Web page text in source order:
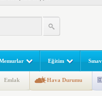
Adım Rehber (2026)
LGS Sınav Sonuçları MEB
Sonuç Sorgulama Ekranı
Nelere Dikkat Etmeli?
Unuttuğunuz Paralar Ortaya Çıkabilir,
Eğitim
Emlak Hava Durumu